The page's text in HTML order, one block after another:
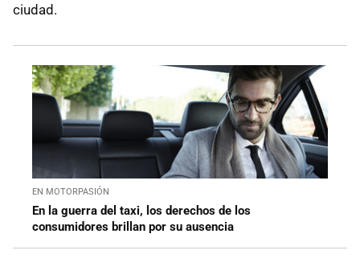
ciudad.
EN MOTORPASIÓN
En la guerra del taxi, los derechos de los
consumidores brillan por su ausencia